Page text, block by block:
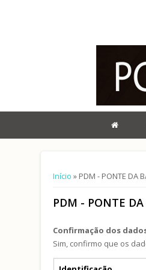
Está aqui
Início » PDM - PONTE DA
PDM - PONTE DA
Confirmação dos
Sim, confirmo que os
Separadores